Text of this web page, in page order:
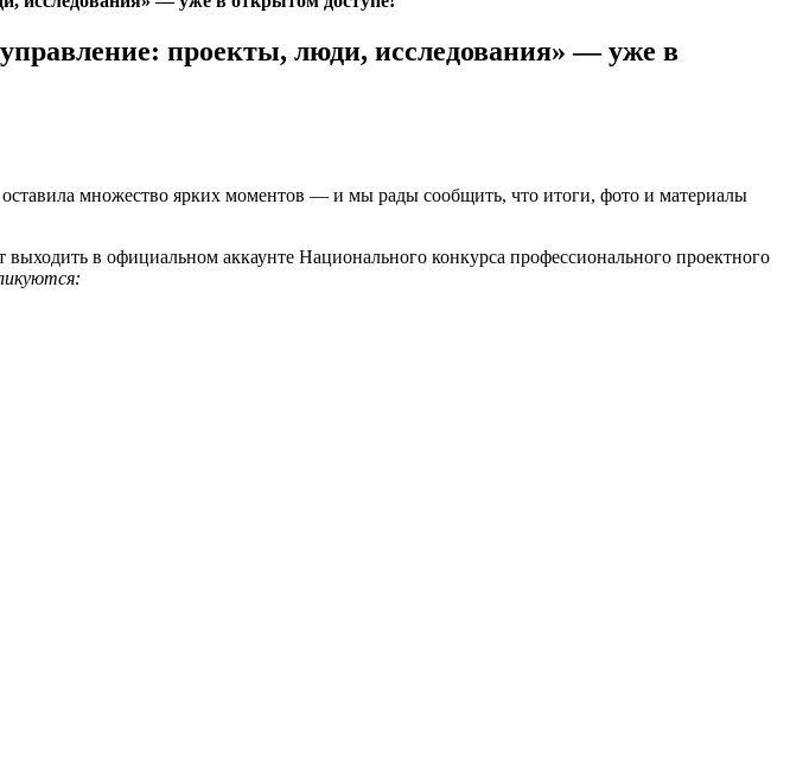
проекты, люди, исследования» — уже в
множество ярких моментов — и мы рады сообщить, что итоги, фото и материалы
в официальном аккаунте Национального конкурса профессионального проектного